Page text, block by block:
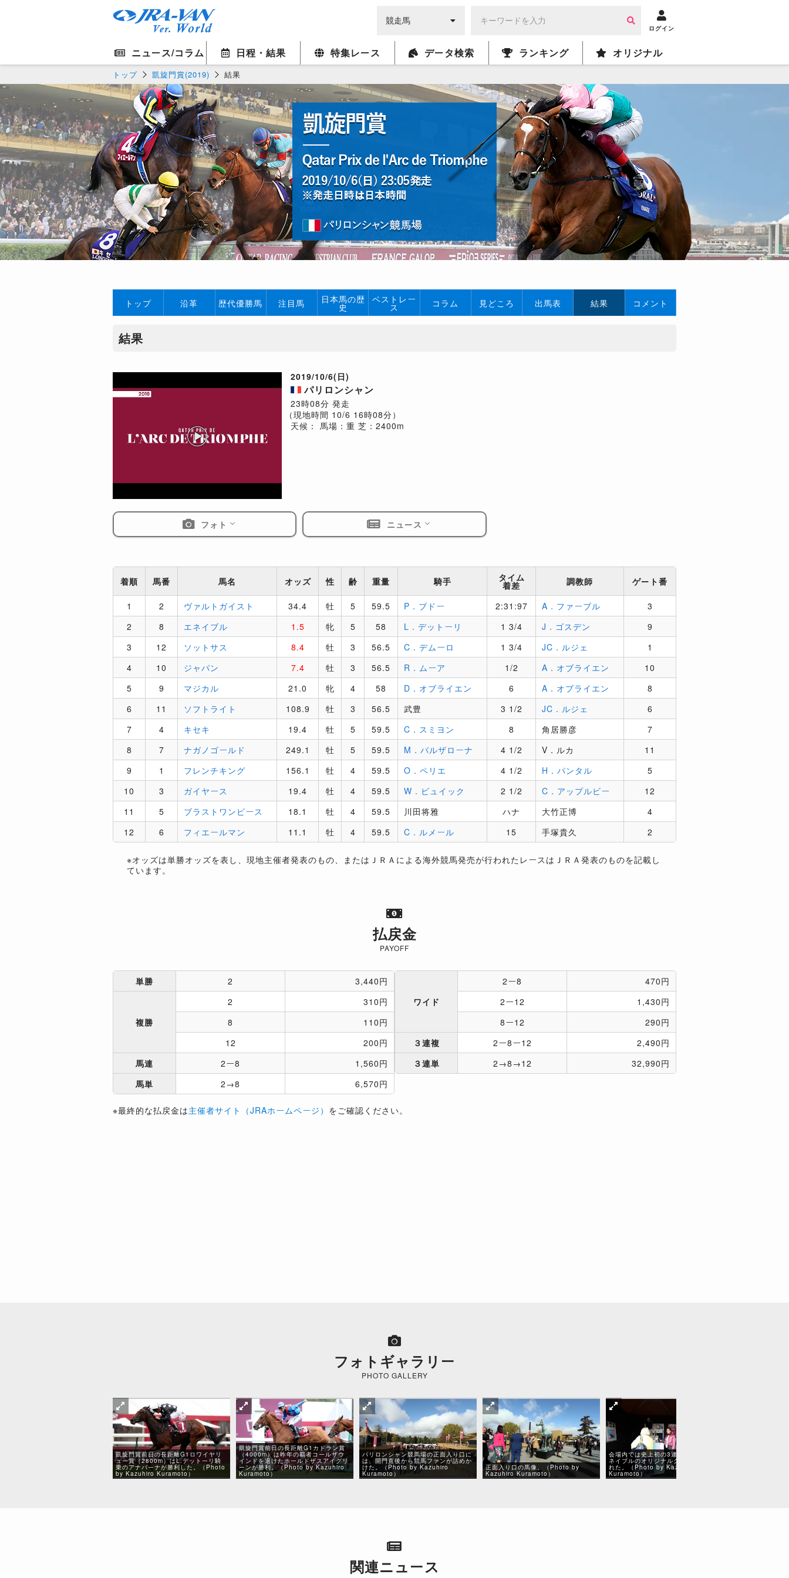
ログイン
ニュース/コラム 日程・結果 特集レース データ検索 ランキング オリジナル
トップ 凱旋門賞(2019) 結果
トップ 沿革 歴代優勝馬 注目馬 日本馬の歴
史
ベストレー
ス コラム 見どころ 出馬表 結果 コメント
結果
2019/10/6(日)
パリロンシャン
23時08分 発走
（現地時間 10/6 16時08分）
天候： 馬場：重 芝：2400m
フォト ニュース
着順 馬番 馬名 オッズ 性 齢 重量 騎手 タイム
着差 調教師 ゲート番
1 2 ヴァルトガイスト 34.4 牡 5 59.5 P．ブドー 2:31:97 A．ファーブル
3
2
8 エネイブル 1.5 牝 5 58 L．デットーリ 1 3/4 J．ゴスデン
9
3
12 ソットサス 8.4 牡 3 56.5 C．デムーロ 1 3/4 JC．ルジェ
1
4
10 ジャパン 7.4 牡 3 56.5 R．ムーア 1/2 A．オブライエン
10
5
9 マジカル 21.0 牝 4 58 D．オブライエン 6 A．オブライエン
8
6
11 ソフトライト 108.9 牡 3 56.5 武豊 3 1/2 JC．ルジェ
6
7
4 キセキ 19.4 牡 5 59.5 C．スミヨン 8 角居勝彦
7
8
7 ナガノゴールド 249.1 牡 5 59.5 M．バルザローナ 4 1/2 V．ルカ
11
9
1 フレンチキング 156.1 牡 4 59.5 O．ペリエ 4 1/2 H．パンタル
5
10
3 ガイヤース 19.4 牡 4 59.5 W．ビュイック 2 1/2 C．アップルビー
12
11
5 ブラストワンピース 18.1 牡 4 59.5 川田将雅 ハナ 大竹正博
4
12
6 フィエールマン 11.1 牡 4 59.5 C．ルメール 15 手塚貴久 2
※オッズは単勝オッズを表し、現地主催者発表のもの、またはＪＲＡによる海外競馬発売が行われたレースはＪＲＡ発表のものを記載し
ています。
払戻金
PAYOFF
単勝 2 3,440円
複勝
2
310円
8
110円
12
200円
馬連
2ー8
1,560円
馬単
2→8 6,570円
ワイド
2ー8
470円
2ー12
1,430円
8ー12
290円
３連複
2ー8ー12
2,490円
３連単
2→8→12 32,990円
※最終的な払戻金は主催者サイト（JRAホームページ） をご確認ください。
フォトギャラリー
PHOTO GALLERY
凱旋門賞前日の長距離G1ロワイヤリ
ュー賞（2800m）はL.デットーリ騎
乗のアナバーナが勝利した。（Photo
by Kazuhiro Kuramoto）
凱旋門賞前日の長距離G1カドラン賞
（4000m）は昨年の覇者コールザウ
インドを退けたホールドザスアイグリ
ーンが勝利。（Photo by Kazuhiro
Kuramoto）
パリロンシャン競馬場の正面入り口に
は、開門直後から競馬ファンが詰めか
けた。（Photo by Kazuhiro
Kuramoto）
正面入り口の馬像。（Photo by
Kazuhiro Kuramoto）
会場内では史上初の3連覇に挑んだエ
ネイブルのオリジナルグッズも販売さ
れた。（Photo by Kazuhiro
Kuramoto）
関連ニュース